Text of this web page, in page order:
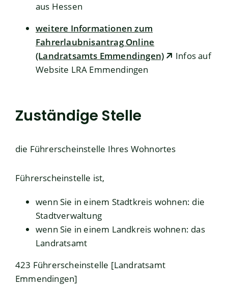
aus Hessen
weitere Informationen zum
Fahrerlaubnisantrag Online
(Landratsamts Emmendingen)
Infos auf
Website LRA Emmendingen
Zuständige Stelle
die Führerscheinstelle Ihres Wohnortes
Führerscheinstelle ist,
wenn Sie in einem Stadtkreis wohnen: die
Stadtverwaltung
wenn Sie in einem Landkreis wohnen: das
Landratsamt
423 Führerscheinstelle [Landratsamt
Emmendingen]